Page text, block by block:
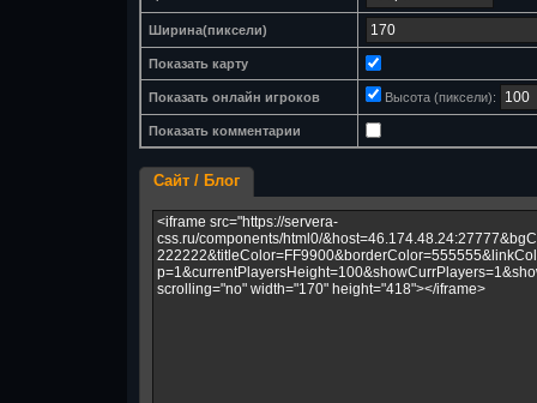
Ширина(пиксели)
Показать карту
Показать онлайн игроков Высота (пиксели):
Показать комментарии
Сайт / Блог